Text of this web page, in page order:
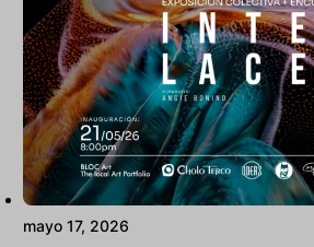
mayo 17, 2026